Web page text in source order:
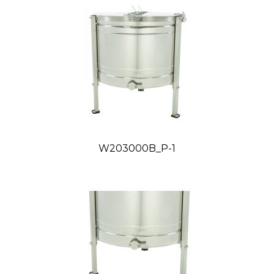
obsahuje bezpečnostnú poistku ktorá pri otvorení
krytu bubna medometu počas procesu vytáčania
okamžite zastaví otáčanie koša v medomete. Spodná
konštrukcia medometu je kužeľovitá, čo umožňuje
voľný odtok medu. Výpustný ventil je nožový dva
krát 2" z nerezovej kyselinovzdornej ocele. Medomet
je upevnený na troch nerezových nohách.
vysoko výkonný prevodový motor THF rady eko-line.
Je priamo napojený na os koša medometu s
znížiť spotrebu energie až o 35 % pričom zároveň
zachováva technické parametre medometu. Využitie
série THF zvyšuje životnosť zariadení a zároveň
znižuje hlučnosť stroja.
W203000B_P-1